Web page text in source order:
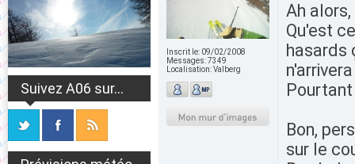
Suivez A06 sur...
Inscrit le: 09/02/2008
Messages:7349
Localisation:Valberg
Ah
Qu'est
hasards
Bon,
sur le